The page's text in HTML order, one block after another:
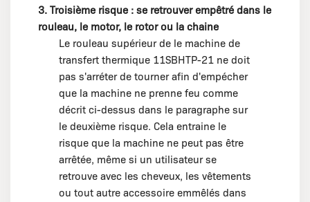
3. Troisième risque : se retrouver empêtré dans le
rouleau, le motor, le rotor ou la chaine
Le rouleau supérieur de le machine de
transfert thermique 11SBHTP-21 ne doit
pas s'arréter de tourner afin d'empécher
que la machine ne prenne feu comme
décrit ci-dessus dans le paragraphe sur
le deuxième risque. Cela entraine le
risque que la machine ne peut pas être
arrêtée, même si un utilisateur se
retrouve avec les cheveux, les vêtements
ou tout autre accessoire emmêlés dans